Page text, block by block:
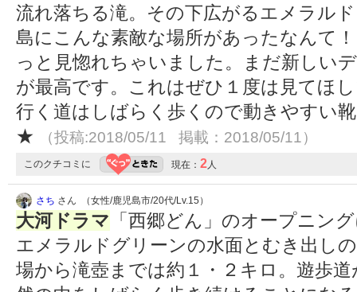
流れ落ちる滝。その下広がるエメラル
島にこんな素敵な場所があったなんて
っと見惚れちゃいました。まだ新しい
が最高です。これはぜひ１度は見てほ
行く道はしばらく歩くので動きやすい
★
（投稿:2018/05/11 掲載：2018/05/11）
このクチコミに 現在： 2人
さち さん （女性/鹿児島市/20代/Lv.15）
大河ドラマ 「西郷どん」のオープニン
エメラルドグリーンの水面とむき出し
場から滝壺までは約１・２キロ。遊歩